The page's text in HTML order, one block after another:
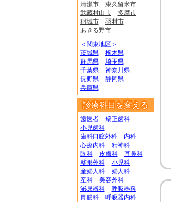
清瀬市
東久留米市
武蔵村山市
多摩市
稲城市
羽村市
あきる野市
＜関東地区＞
茨城県
栃木県
群馬県
埼玉県
千葉県
神奈川県
長野県
静岡県
兵庫県
診療科目を変える
歯医者
矯正歯科
小児歯科
歯科口腔外科
内科
心療内科
精神科
眼科
皮膚科
耳鼻科
整形外科
小児科
産婦人科
婦人科
産科
美容外科
泌尿器科
呼吸器科
胃腸科
呼吸器内科